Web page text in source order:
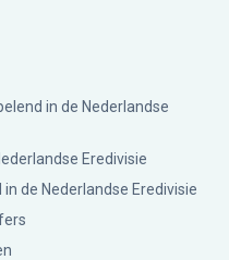
in de Nederlandse
Eredivisie
de Nederlandse Eredivisie